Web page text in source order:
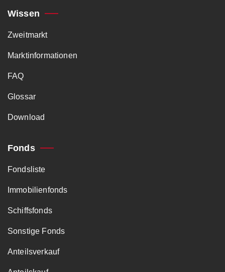
Wissen
Zweitmarkt
Marktinformationen
FAQ
Glossar
Download
Fonds
Fondsliste
Immobilienfonds
Schiffsfonds
Sonstige Fonds
Anteilsverkauf